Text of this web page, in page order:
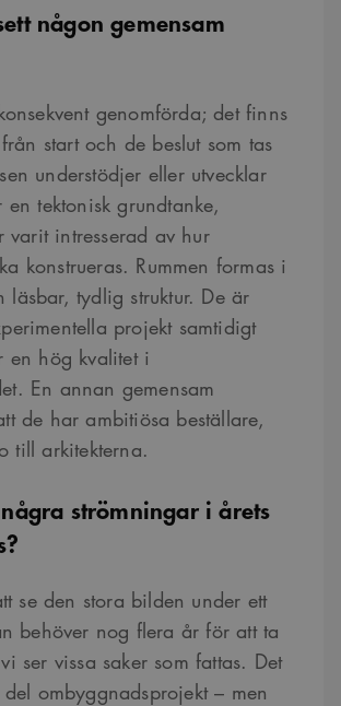
någon gemensam
genomförda; det finns
start och de beslut som tas
understödjer eller utvecklar
tektonisk grundtanke,
varit intresserad av hur
konstrueras. Rummen formas i
läsbar, tydlig struktur. De är
projekt samtidigt
en hög kvalitet i
En annan gemensam
de har ambitiösa beställare,
till arkitekterna.
strömningar i årets
se den stora bilden under ett
behöver nog flera år för att ta
ser vissa saker som fattas. Det
ombyggnadsprojekt – men